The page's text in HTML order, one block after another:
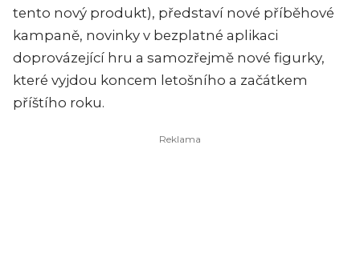
tento nový produkt), představí nové příběhové
kampaně, novinky v bezplatné aplikaci
doprovázející hru a samozřejmě nové figurky,
které vyjdou koncem letošního a začátkem
příštího roku.